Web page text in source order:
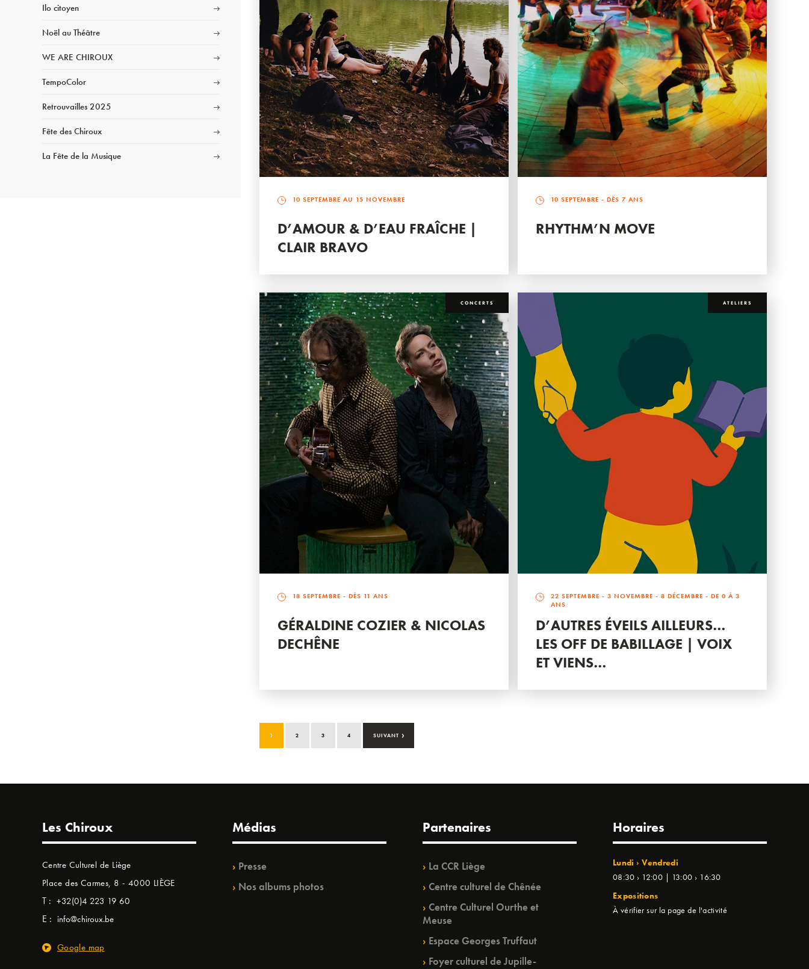
Ilo citoyen
Noël au Théâtre
WE ARE CHIROUX
TempoColor
Retrouvailles 2025
Fête des Chiroux
La Fête de la Musique
10 SEPTEMBRE AU 15 NOVEMBRE
D’AMOUR & D’EAU FRAÎCHE |
CLAIR BRAVO
10 SEPTEMBRE - DÈS 7 ANS
RHYTHM’N MOVE
CONCERTS
18 SEPTEMBRE - DÈS 11 ANS
GÉRALDINE COZIER & NICOLAS
DECHÊNE
ATELIERS
22 SEPTEMBRE -3 NOVEMBRE -8 DÉCEMBRE - DE 0 À 3
ANS
D’AUTRES ÉVEILS AILLEURS…
LES OFF DE BABILLAGE | VOIX
ET VIENS…
1 2 3 4 SUIVANT ›
Les Chiroux
Centre Culturel de Liège
Place des Carmes, 8 - 4000 LIÈGE
T : +32(0)4 223 19 60
E : info@chiroux.be
Google map
Médias
Presse
Nos albums photos
Partenaires
La CCR Liège
Centre culturel de Chênée
Centre Culturel Ourthe et
Meuse
Espace Georges Truffaut
Foyer culturel de Jupille-
Horaires
Lundi › Vendredi
08:30 › 12:00 | 13:00 › 16:30
Expositions
À vérifier sur la page de l'activité